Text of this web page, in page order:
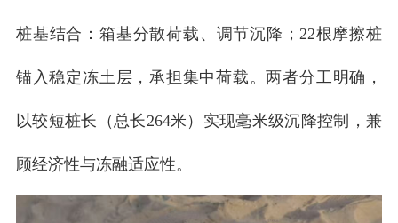
桩基结合：箱基分散荷载、调节沉降；22根摩擦桩
锚入稳定冻土层，承担集中荷载。两者分工明确，
以较短桩长（总长264米）实现毫米级沉降控制，兼
顾经济性与冻融适应性。